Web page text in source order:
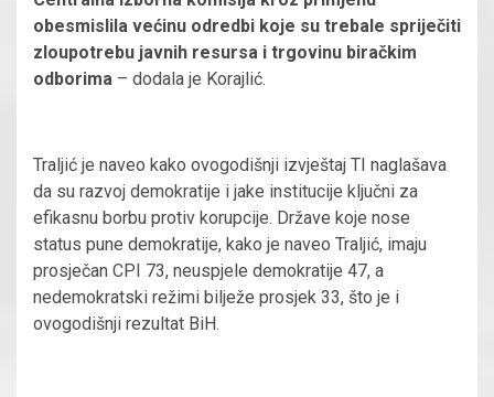
obesmislila većinu odredbi koje su trebale spriječiti
zloupotrebu javnih resursa i trgovinu biračkim
odborima – dodala je Korajlić.
Traljić je naveo kako ovogodišnji izvještaj TI naglašava
da su razvoj demokratije i jake institucije ključni za
efikasnu borbu protiv korupcije. Države koje nose
status pune demokratije, kako je naveo Traljić, imaju
prosječan CPI 73, neuspjele demokratije 47, a
nedemokratski režimi bilježe prosjek 33, što je i
ovogodišnji rezultat BiH.